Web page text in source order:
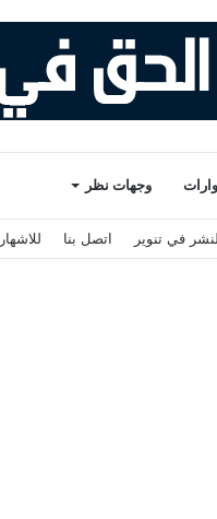
وجهات نظر
في تنوير اتصل بنا للاشهار